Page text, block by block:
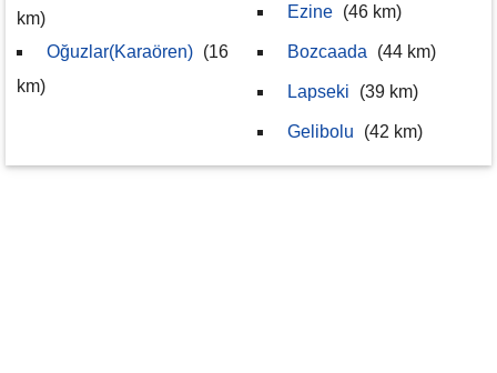
km)
Oğuzlar(Karaören) (16
km)
Ezine (46 km)
Bozcaada (44 km)
Lapseki (39 km)
Gelibolu (42 km)